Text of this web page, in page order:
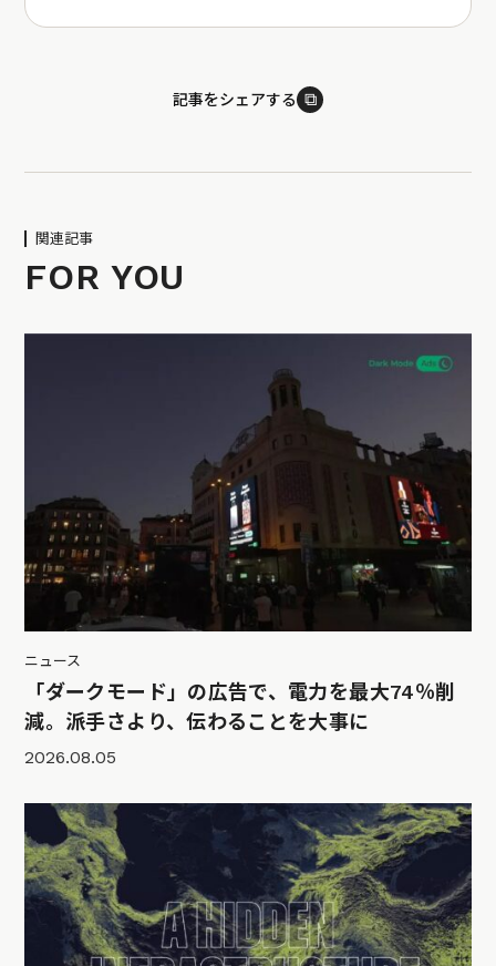
記事をシェアする ⧉
関連記事
FOR YOU
ニュース
「ダークモード」の広告で、電力を最大74％削
減。派手さより、伝わることを大事に
2026.08.05